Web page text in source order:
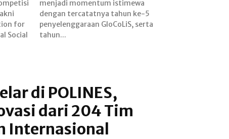
for
Social
5
serta
tahun...
di POLINES,
dari 204 Tim
Internasional